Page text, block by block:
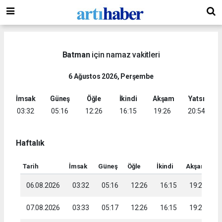
Batmaniçin namaz vakitleri
6 Ağustos 2026, Perşembe
İmsak
03:32
Güneş
05:16
Öğle
12:26
İkindi
16:15
Akşam
19:26
Yatsı
20:54
Haftalık
Tarih İmsak Güneş Öğle İkindi Akşam
06.08.2026 03:32 05:16 12:26 16:15 19:26
07.08.2026 03:33 05:17 12:26 16:15 19:25